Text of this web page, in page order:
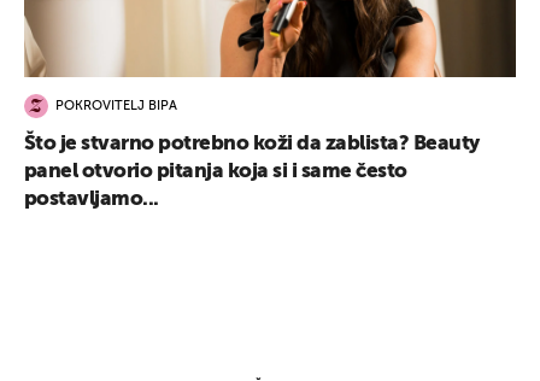
POKROVITELJ BIPA
Što je stvarno potrebno koži da zablista? Beauty
panel otvorio pitanja koja si i same često
postavljamo...